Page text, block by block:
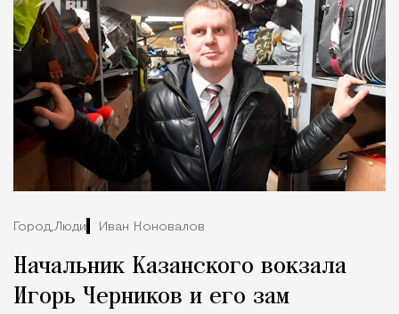
Город,Люди Иван Коновалов
Начальник Казанского вокзала
Игорь Черников и его зам